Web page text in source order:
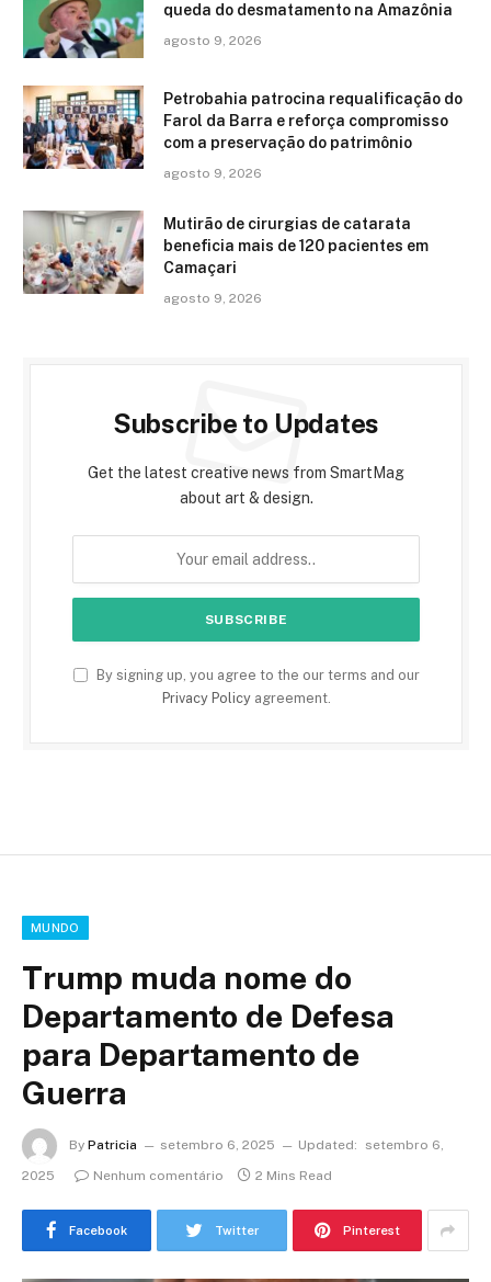
queda do desmatamento na Amazônia
agosto 9, 2026
Petrobahia patrocina requalificação do
Farol da Barra e reforça compromisso
com a preservação do patrimônio
agosto 9, 2026
Mutirão de cirurgias de catarata
beneficia mais de 120 pacientes em
Camaçari
agosto 9, 2026
Subscribe to Updates
Get the latest creative news from SmartMag
about art & design.
By signing up, you agree to the our terms and our
Privacy Policyagreement.
MUNDO
Trump muda nome do
Departamento de Defesa
para Departamento de
Guerra
By Patricia setembro 6, 2025 Updated:
setembro 6,
2025
Nenhum comentário 2 Mins Read
Facebook Twitter Pinterest